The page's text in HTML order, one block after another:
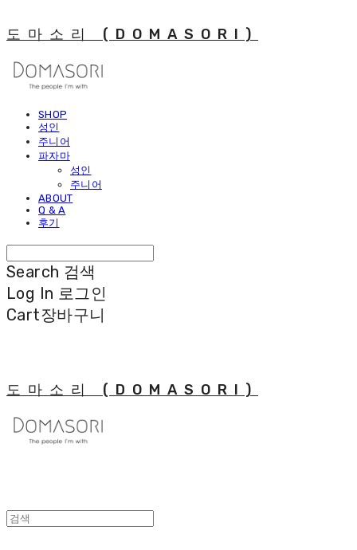
도마소리 (DOMASORI)
SHOP
성인
주니어
파자마
성인
주니어
ABOUT
Q & A
후기
Search 검색
Log In 로그인
Cart장바구니
도마소리 (DOMASORI)